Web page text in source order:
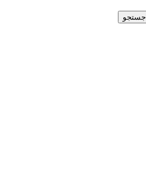
جستجو